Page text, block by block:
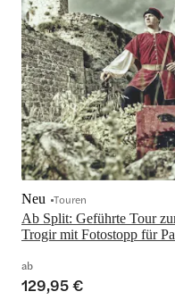
Ab Split: Geführte Tour
Trogir mit Fotostopp für
Neu Touren
ab
129,95 €